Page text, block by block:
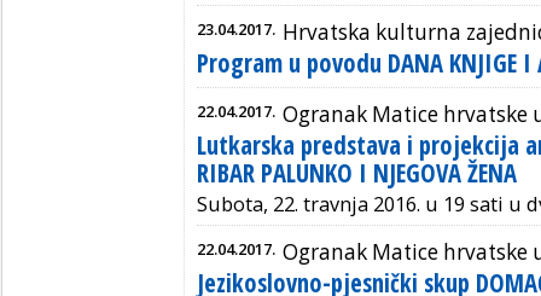
23.04.2017. Hrvatska kulturna
Program u povodu DANA KNJIGE I
22.04.2017. Ogranak Matice hrvatske
Lutkarska predstava i projekcija
RIBAR PALUNKO I NJEGOVA ŽENA
Subota, 22. travnja 2016. u 19 sati u
22.04.2017. Ogranak Matice hrvatske
Jezikoslovno-pjesnički skup